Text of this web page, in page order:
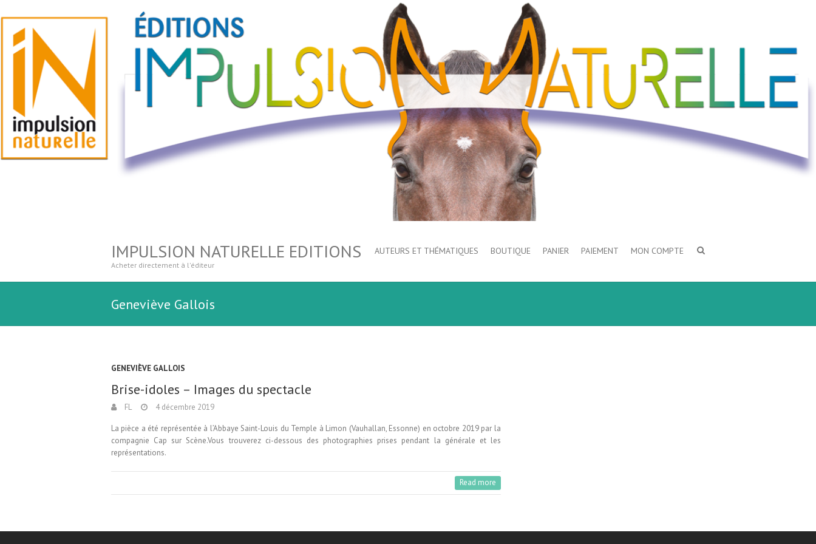
IMPULSION NATURELLE EDITIONS
Acheter directement à l'éditeur
AUTEURS ET THÉMATIQUES BOUTIQUE PANIER PAIEMENT MON COMPTE
Geneviève Gallois
GENEVIÈVE GALLOIS
Brise-idoles – Images du spectacle
FL 4 décembre 2019
La pièce a été représentée à l’Abbaye Saint-Louis du Temple à Limon (Vauhallan, Essonne) en octobre 2019 par la
compagnie Cap sur Scène.Vous trouverez ci-dessous des photographies prises pendant la générale et les
représentations.
Read more